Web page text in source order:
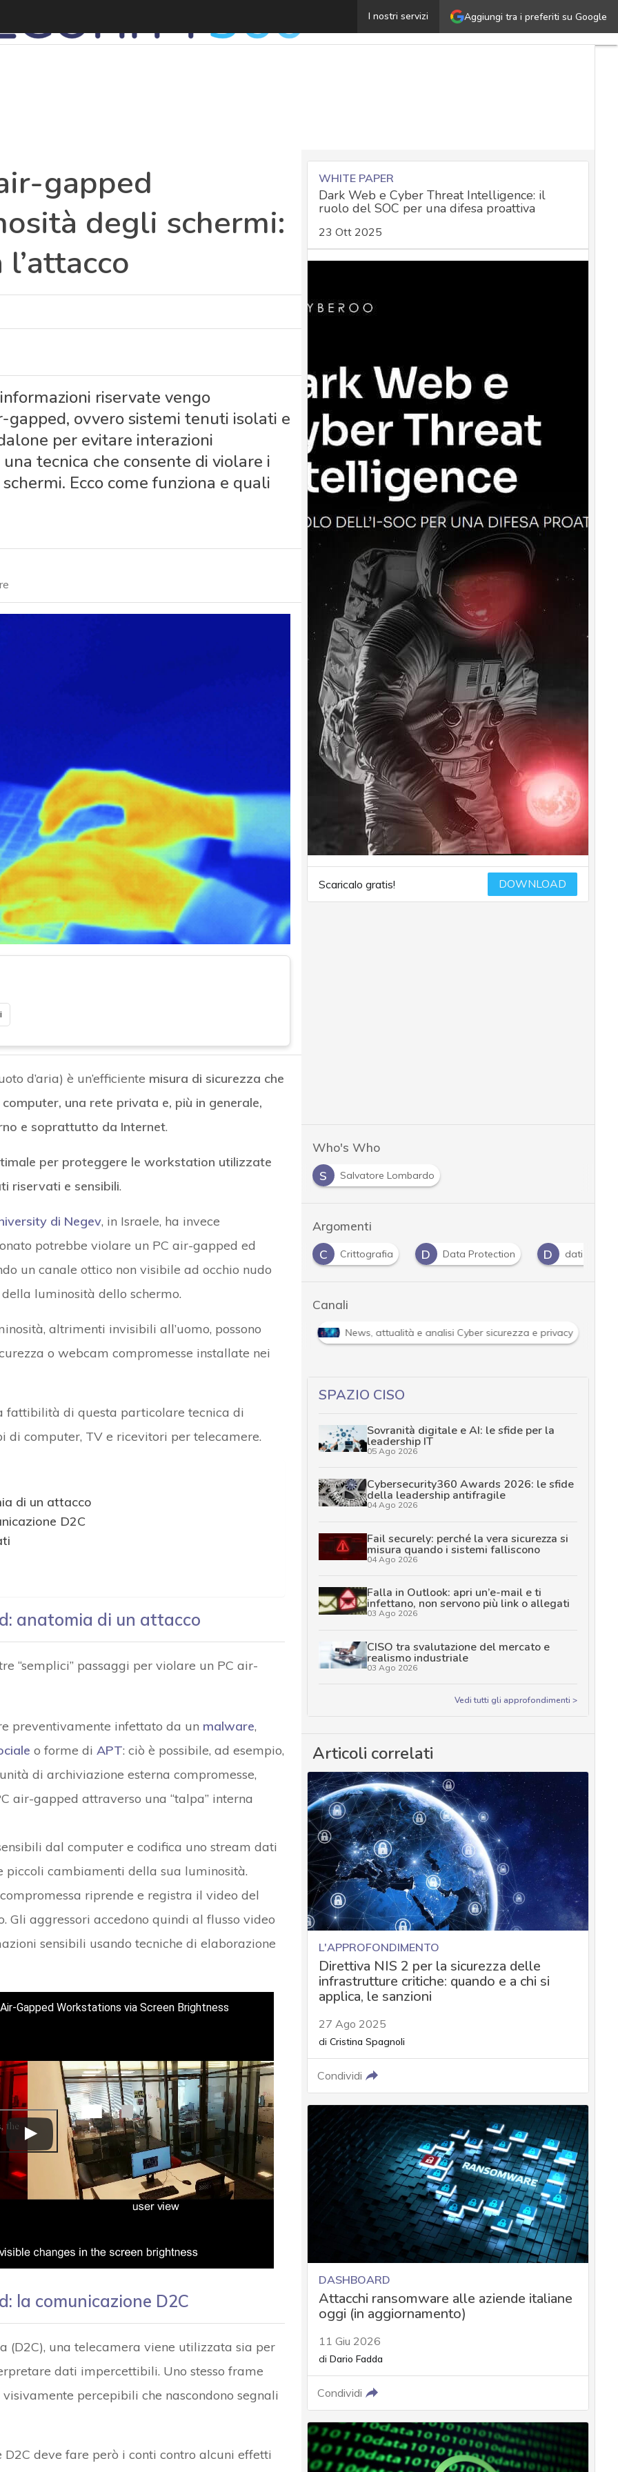
Aggiungi tra i preferiti su Google
I nostri servizi
Rubare dati da PC air-gapped “leggendo” la
gapped
degli schermi:
riservate vengo
ovvero sistemi tenuti isolati e
per evitare interazioni
tecnica che consente di violare i
Ecco come funziona e quali
d’aria) è un’efficiente misura di sicurezza che
una rete privata e, più in generale,
e soprattutto da Internet.
per proteggere le workstation utilizzate
riservati e sensibili.
di Negev, in Israele, ha invece
potrebbe violare un PC air-gapped ed
un canale ottico non visibile ad occhio nudo
luminosità dello schermo.
altrimenti invisibili all’uomo, possono
o webcam compromesse installate nei
fattibilità di questa particolare tecnica di
di computer, TV e ricevitori per telecamere.
di un attacco
D2C
anatomia di un attacco
“semplici” passaggi per violare un PC air-
preventivamente infettato da un malware,
o forme di APT: ciò è possibile, ad esempio,
di archiviazione esterna compromesse,
air-gapped attraverso una “talpa” interna
dal computer e codifica uno stream dati
cambiamenti della sua luminosità.
riprende e registra il video del
Gli aggressori accedono quindi al flusso video
sensibili usando tecniche di elaborazione
Gapped Workstations via Screen Brightness
la comunicazione D2C
(D2C), una telecamera viene utilizzata sia per
dati impercettibili. Uno stesso frame
percepibili che nascondono segnali
deve fare però i conti contro alcuni effetti
WHITE PAPER
Dark Web e Cyber Threat Intelligence: il
ruolo del SOC per una difesa proattiva
23 Ott 2025
Scaricalo gratis! DOWNLOAD
Who's Who
S
Salvatore Lombardo
Argomenti
A
C Crittografia D Data Protection D dati
Canali
e Malware: le ultime news in tempo reale e gli approfondimenti News, attualità e analisi Cyber sicurezza e privacy
SPAZIO CISO
Sovranità digitale e AI: le sfide per la
leadership IT
05 Ago 2026
Cybersecurity360 Awards 2026: le sfide
della leadership antifragile
04 Ago 2026
Fail securely: perché la vera sicurezza si
misura quando i sistemi falliscono
04 Ago 2026
Falla in Outlook: apri un’e-mail e ti
infettano, non servono più link o allegati
03 Ago 2026
CISO tra svalutazione del mercato e
realismo industriale
03 Ago 2026
Vedi tutti gli approfondimenti >
Articoli correlati
L'APPROFONDIMENTO
Direttiva NIS 2 per la sicurezza delle
infrastrutture critiche: quando e a chi si
applica, le sanzioni
27 Ago 2025
di Cristina Spagnoli
Condividi
DASHBOARD
Attacchi ransomware alle aziende italiane
oggi (in aggiornamento)
11 Giu 2026
di Dario Fadda
Condividi